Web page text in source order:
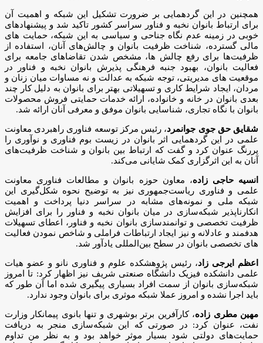
همچنین در این گردهمایی بر ضرورت تشکیل این شبکه و اهمیت آن
برای ارتباط بانوان نخبه و فناور سراسر کشور تاکید شد و پیشنهادهای
خوبی در زمینه عدم نگاه جناحی و سیاسی به این شبکه، حمایت های
مالی گسترده، شناخت ظرفیت بانوان و چالش‌های آنان، استفاده از
ظرفیت‌ها برای رفع چالش ها، مشخص شدن تقاضاهای جامعه برای
فعالیت بانوان، بهبود جنبه فرهنگی پذیرش بانوان نخبه و فناور در
موقعیت های مدیریتی، توجه شبکه به عدالت و نه مساوات میان زنان و
مردان، ایجاد شرایط کاری و تسهیلاتی بهتر برای بانوان به دلیل کار چند
بعدی بانوان در خانه و خانواده، ارائه خدمات حمایتی فروش محصولات
بانوان با نگاه تجاری، شناسایی بانوان موفق و معرفی آنان ارائه شد.
شقایق حق جوی جوانمرد، رئیس مرکز توسعه فناوری راهبردی معاونت
علمی در این گردهمایی اثر بانوان در زیست بوم فناوری و نوآوری را
پررنگ عنوان کرد و گفت که ارتباط بین بانوان و شناخت ظرفیت‌های
آنان به این اثرگزاری کمک شایانی می‌کند.
انسیه حاجی زاده، معاون حوزه بانوان و مطالعات فناوری معاونت
علمی و فناوری ریاست‌جمهوری نیز به توضیح نحوه شکل‌گیری این
شبکه ملی و نمونه‌های مشابه در سراسر دنیا پرداخت و اهمیت
انکارناپذیر شبکه‌سازی در میان بانوان نخبه و فناور را برای افزایش
ظرفیت تخصصی و توانمندسازی بانوان نخبه و فناور، اعطای تسهیلات
هدفمند و عادلانه و نیز ایجاد ارتباطات فراملی و شاخص نمودن فعالیت
های تخصصی بانوان در سطح بین‌المللی یادآور شد.
اعظم ایرجی زاد، رئیس پژوهشکده علوم و فناوری نانو و عضو هیات
علمی دانشکده فیزیک دانشگاه صنعتی شریف نیز اظهار کرد: تا امروز
شبکه‌سازی بانوان از سمت افراد بسیاری پیگیری شده اما آن طور که
باید اجرا نشده و امروز عملا شبکه‌ موثری برای بانوان وجود ندارد.
مهین مطری زاده، کارآفرین برتر بوشهری و تنها بانوی پیمانکار وزارت
نفت، عنوان کرد: در صورتی که این شبکه‌سازی منجر به دریافت
حمایت‌های دولتی شود بسیار موثر خواهد بود و به نظر من تداوم